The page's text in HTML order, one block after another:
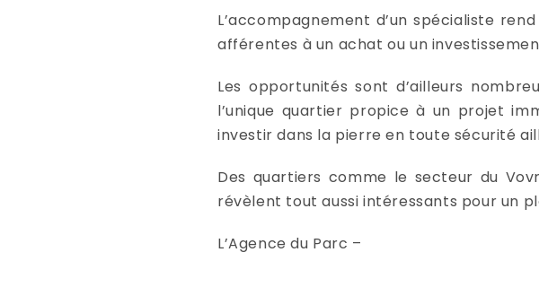
L’accompagnement d’un spécialiste
afférentes à un achat ou un
Les opportunités sont d’ailleurs
l’unique quartier propice à un projet
investir dans la pierre en toute sécurité
Des quartiers comme le secteur du
révèlent tout aussi intéressants pour un
L’Agence du Parc –